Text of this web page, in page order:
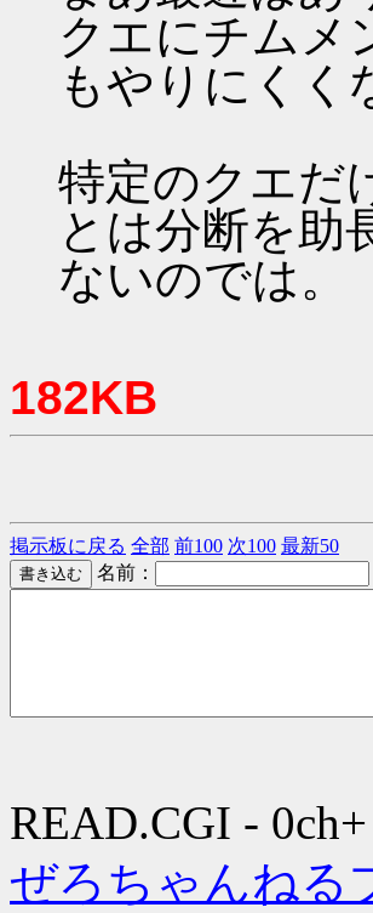
クエにチムメ
もやりにくく
特定のクエだ
とは分断を助
ないのでは。
182KB
掲示板に戻る 全部 前100 次100 最新50
名前：
READ.CGI -
ぜろちゃんねる